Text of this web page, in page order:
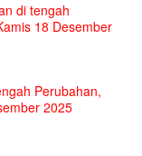
di tengah
18 Desember
Perubahan,
2025